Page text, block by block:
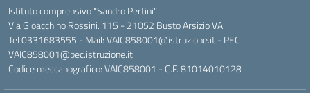
Istituto comprensivo "Sandro Pertini"
Via Gioacchino Rossini. 115 - 21052 Busto Arsizio VA
Tel 0331683555 - Mail: VAIC858001@istruzione.it - PEC:
VAIC858001@pec.istruzione.it
Codice meccanografico: VAIC858001 - C.F. 81014010128